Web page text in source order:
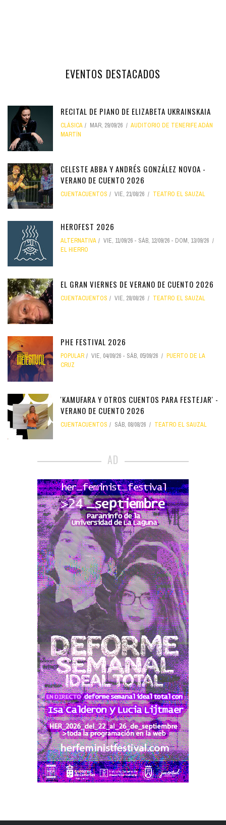
EVENTOS DESTACADOS
RECITAL DE PIANO DE ELIZABETA UKRAINSKAIA
CLÁSICA MAR, 29/09/26
AUDITORIO DE TENERIFE ADÁN
MARTÍN
CELESTE ABBA Y ANDRÉS GONZÁLEZ NOVOA -
VERANO DE CUENTO 2026
CUENTACUENTOS VIE, 21/08/26 TEATRO EL SAUZAL
HEROFEST 2026
ALTERNATIVA VIE, 11/09/26 - SÁB, 12/09/26 - DOM, 13/09/26
EL HIERRO
EL GRAN VIERNES DE VERANO DE CUENTO 2026
CUENTACUENTOS VIE, 28/08/26 TEATRO EL SAUZAL
PHE FESTIVAL 2026
POPULAR VIE, 04/09/26 - SÁB, 05/09/26
PUERTO DE LA
CRUZ
'KAMUFARA Y OTROS CUENTOS PARA FESTEJAR' -
VERANO DE CUENTO 2026
CUENTACUENTOS SÁB, 08/08/26 TEATRO EL SAUZAL
AD